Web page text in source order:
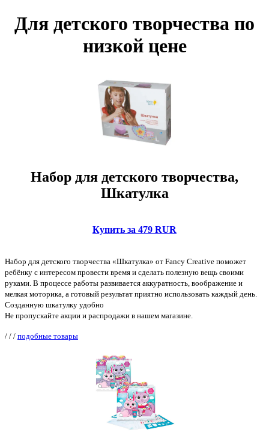
Для детского творчества по
низкой цене
Набор для детского творчества,
Шкатулка
Купить за 479 RUR
Набор для детского творчества «Шкатулка» от Fancy Creative поможет
ребёнку с интересом провести время и сделать полезную вещь своими
руками. В процессе работы развивается аккуратность, воображение и
мелкая моторика, а готовый результат приятно использовать каждый день.
Созданную шкатулку удобно
Не пропускайте акции и распродажи в нашем магазине.
/ / / подобные товары